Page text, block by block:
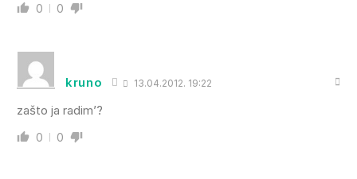
0 0
kruno 13.04.2012. 19:22
zašto ja radim’?
0 0